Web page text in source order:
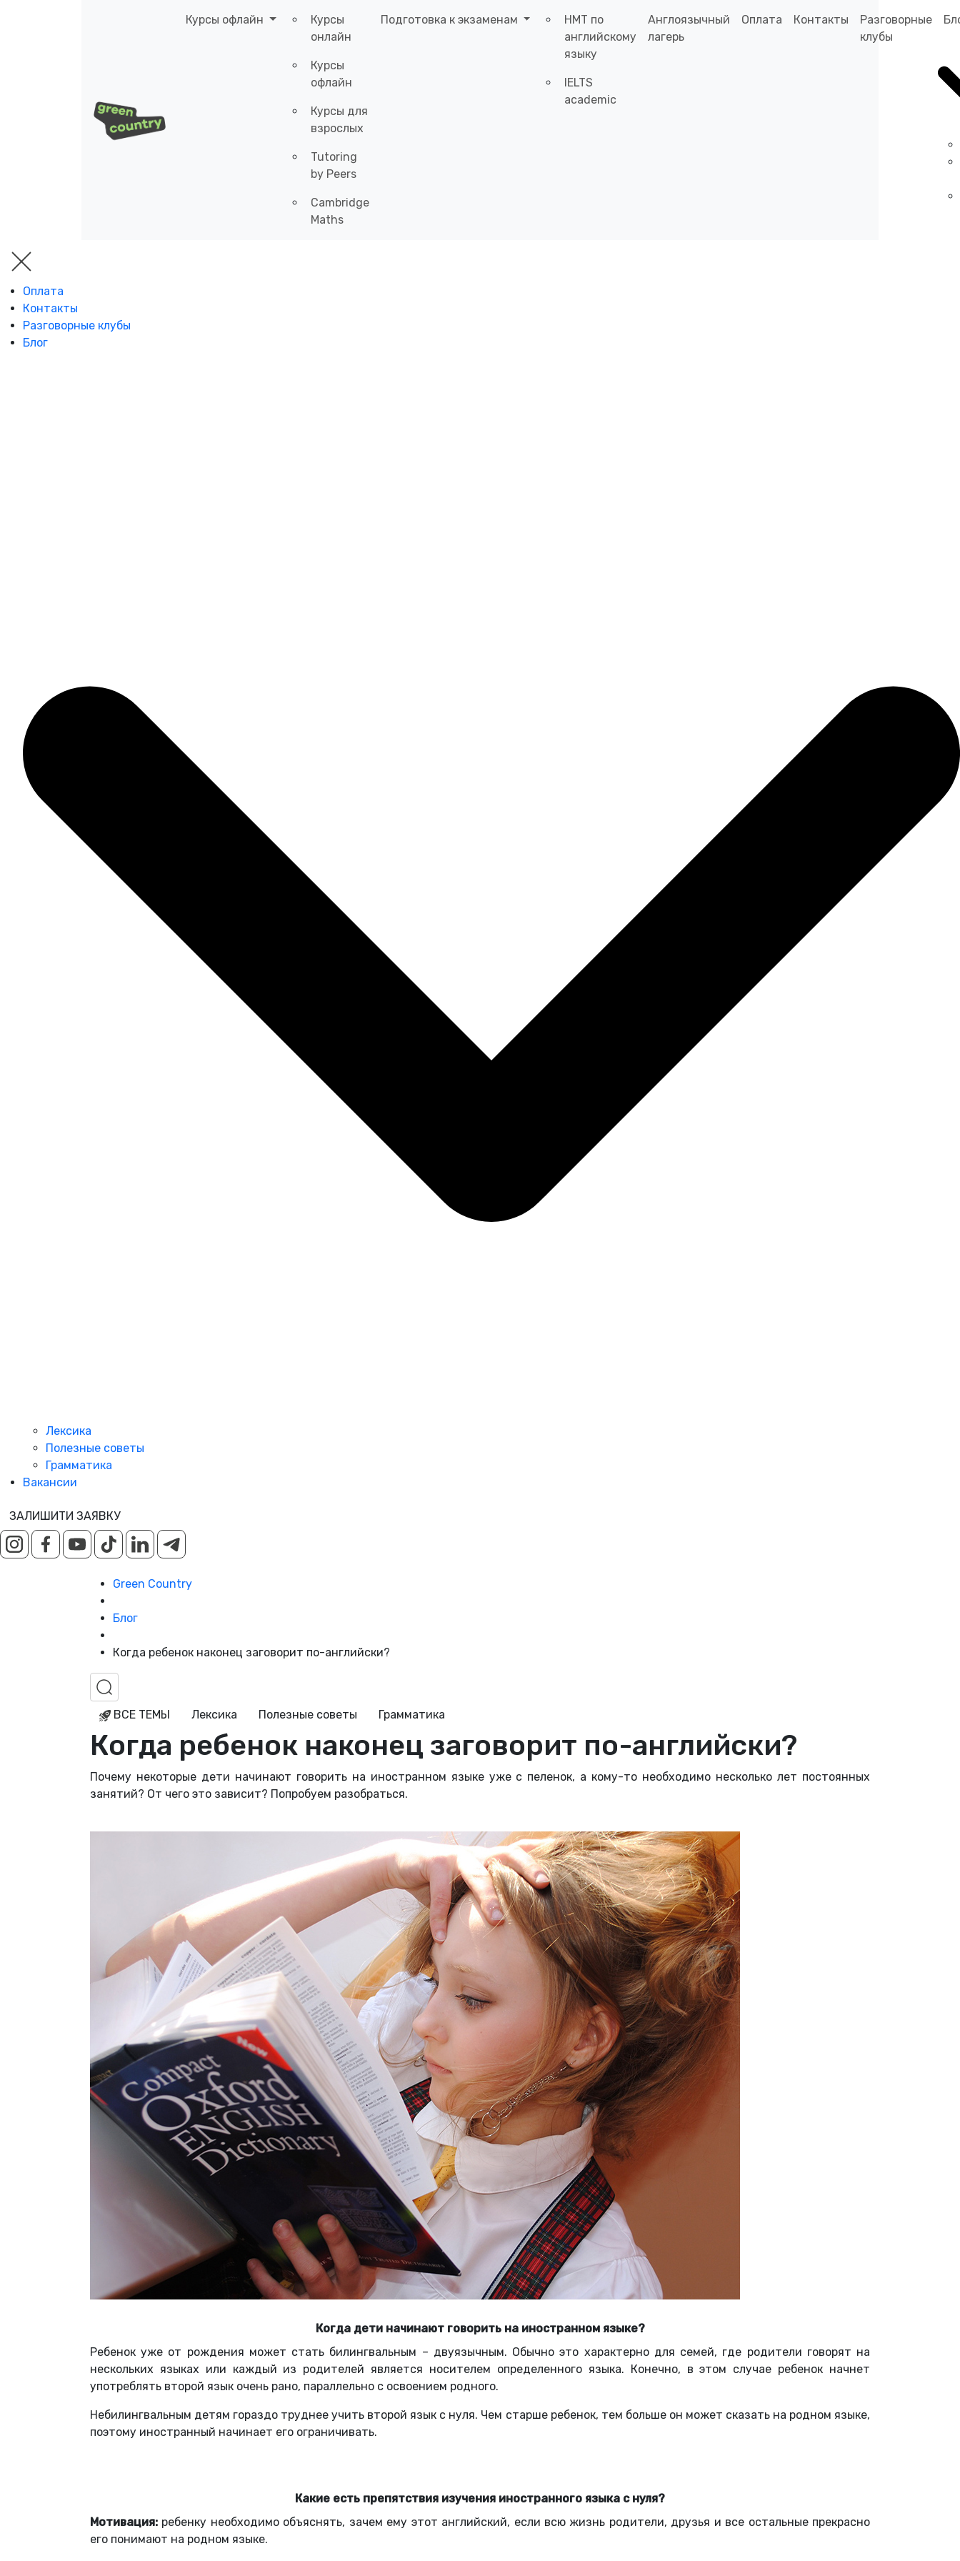
Курсы офлайн
Курсы
онлайн
Курсы
офлайн
Курсы для
взрослых
Tutoring
by Peers
Cambridge
Maths
Подготовка к экзаменам
НМТ по
английскому
языку
IELTS
academic
Англоязычный
лагерь
Оплата Контакты
Разговорные
клубы
Оплата
Контакты
Разговорные клубы
Блог
Лексика
Полезные советы
Грамматика
Вакансии
ЗАЛИШИТИ ЗАЯВКУ
Green Country
Блог
Когда ребенок наконец заговорит по-английски?
ВСЕ ТЕМЫ Лексика Полезные советы Грамматика
Когда ребенок наконец заговорит по-английски?
Почему некоторые дети начинают говорить на иностранном языке уже с пеленок, а кому-то необходимо несколько лет постоянных
занятий? От чего это зависит? Попробуем разобраться.
Когда дети начинают говорить на иностранном языке?
Ребенок уже от рождения может стать билингвальным – двуязычным. Обычно это характерно для семей, где родители говорят на
нескольких языках или каждый из родителей является носителем определенного языка. Конечно, в этом случае ребенок начнет
употреблять второй язык очень рано, параллельно с освоением родного.
Небилингвальным детям гораздо труднее учить второй язык с нуля. Чем старше ребенок, тем больше он может сказать на родном языке,
поэтому иностранный начинает его ограничивать.
Какие есть препятствия изучения иностранного языка с нуля?
Мотивация: ребенку необходимо объяснять, зачем ему этот английский, если всю жизнь родители, друзья и все остальные прекрасно
его понимают на родном языке.